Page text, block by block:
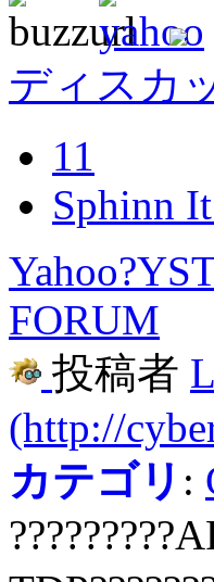
ディスカ
11
Sphinn
FORUM
投稿者
(http://
カテゴリ :